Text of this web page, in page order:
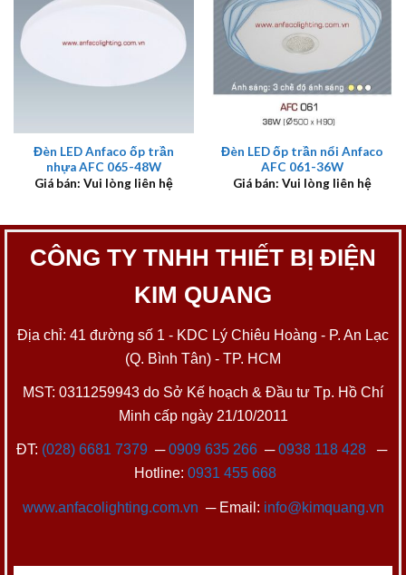
Đèn LED Anfaco ốp trần
nhựa AFC 065-48W
Giá bán: Vui lòng liên hệ
Đèn LED ốp trần nổi Anfaco
AFC 061-36W
Giá bán: Vui lòng liên hệ
CÔNG TY TNHH THIẾT BỊ ĐIỆN
KIM QUANG
Địa chỉ: 41 đường số 1 - KDC Lý Chiêu Hoàng - P. An Lạc
(Q. Bình Tân) - TP. HCM
MST: 0311259943 do Sở Kế hoạch & Đầu tư Tp. Hồ Chí
Minh cấp ngày 21/10/2011
ĐT: (028) 6681 7379 ─0909 635 266─0938 118 428─
Hotline: 0931 455 668
www.anfacolighting.com.vn ─ Email: info@kimquang.vn